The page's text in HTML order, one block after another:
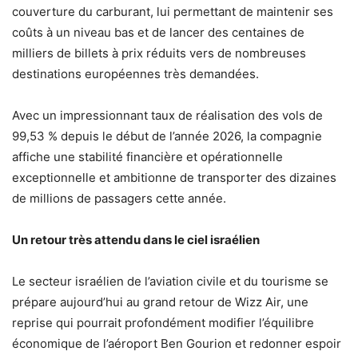
couverture du carburant, lui permettant de maintenir ses
coûts à un niveau bas et de lancer des centaines de
milliers de billets à prix réduits vers de nombreuses
destinations européennes très demandées.
Avec un impressionnant taux de réalisation des vols de
99,53 % depuis le début de l’année 2026, la compagnie
affiche une stabilité financière et opérationnelle
exceptionnelle et ambitionne de transporter des dizaines
de millions de passagers cette année.
Un retour très attendu dans le ciel israélien
Le secteur israélien de l’aviation civile et du tourisme se
prépare aujourd’hui au grand retour de Wizz Air, une
reprise qui pourrait profondément modifier l’équilibre
économique de l’aéroport Ben Gourion et redonner espoir